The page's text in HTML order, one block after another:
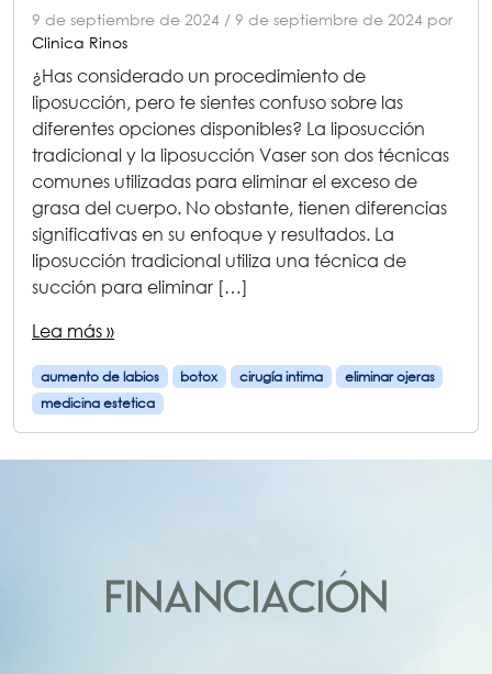
9 de septiembre de 2024 / 9 de septiembre de 2024 por
Clinica Rinos
¿Has considerado un procedimiento de
liposucción, pero te sientes confuso sobre las
diferentes opciones disponibles? La liposucción
tradicional y la liposucción Vaser son dos técnicas
comunes utilizadas para eliminar el exceso de
grasa del cuerpo. No obstante, tienen diferencias
significativas en su enfoque y resultados. La
liposucción tradicional utiliza una técnica de
succión para eliminar […]
Lea más »
aumento de labios botox cirugía intima
eliminar ojeras
medicina estetica
FINANCIACIÓN